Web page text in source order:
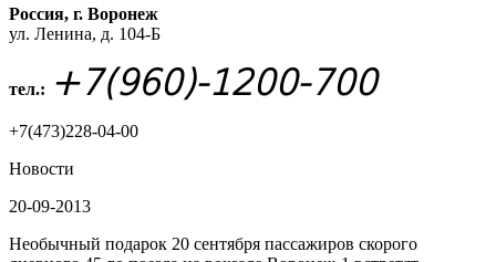
Россия, г. Воронеж
ул. Ленина, д. 104-Б
тел.: +7(960)-1200-700
+7(473)228-04-00
Новости
20-09-2013
Необычный подарок 20 сентября пассажиров скорого